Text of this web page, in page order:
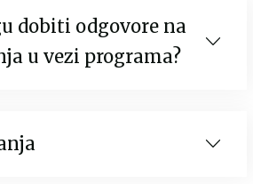
dobiti odgovore na
u vezi programa?